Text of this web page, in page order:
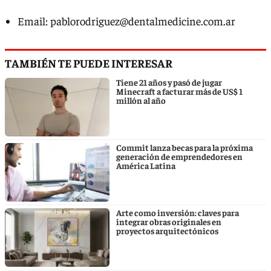
Email:pablorodriguez@dentalmedicine.com.ar
TAMBIÉN TE PUEDE INTERESAR
Tiene 21 años y pasó de jugar
Minecraft a facturar más de US$ 1
millón al año
Commit lanza becas para la próxima
generación de emprendedores en
América Latina
Arte como inversión: claves para
integrar obras originales en
proyectos arquitectónicos